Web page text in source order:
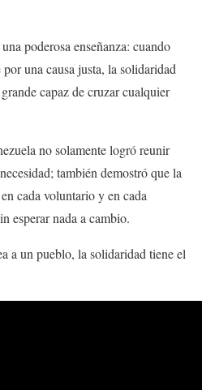
poderosa enseñanza: cuando
una causa justa, la solidaridad
capaz de cruzar cualquier
no solamente logró reunir
también demostró que la
cada voluntario y en cada
esperar nada a cambio.
a un pueblo, la solidaridad tiene el